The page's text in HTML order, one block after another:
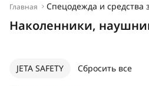
Главная Спецодежда и средства
Наколенники,
JETA SAFETY Сбросить все